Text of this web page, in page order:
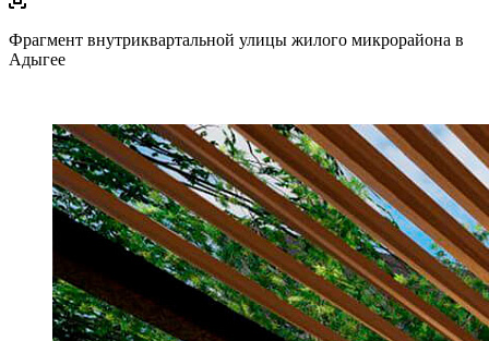
Фрагмент внутриквартальной улицы жилого микрорайона в
Адыгее